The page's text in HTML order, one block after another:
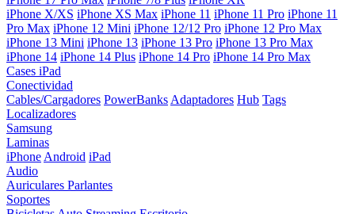
iPhone X/XS iPhone XS Max iPhone 11 iPhone 11 Pro iPhone 11
Pro Max iPhone 12 Mini iPhone 12/12 Pro iPhone 12 Pro Max
iPhone 13 Mini iPhone 13 iPhone 13 Pro iPhone 13 Pro Max
iPhone 14 iPhone 14 Plus iPhone 14 Pro iPhone 14 Pro Max
Cases iPad
Conectividad
Cables/Cargadores PowerBanks Adaptadores Hub Tags
Localizadores
Samsung
Laminas
iPhone Android iPad
Audio
Auriculares Parlantes
Soportes